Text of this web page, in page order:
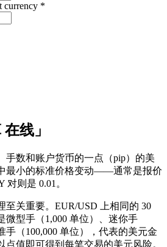
currency *
线」
手数和账户货币的一点（pip）的美
最小的标准价格变动——通常是报价
对则是 0.01。
至关重要。EUR/USD 上相同的 30
微型手（1,000 单位）、迷你手
手（100,000 单位），代表的美元金
值即可得到每笔交易的美元风险。